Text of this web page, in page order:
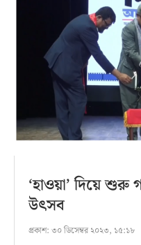
‘হাওয়া’ দিয়ে শুরু
উৎসব
প্রকাশ: ৩০ ডিসেম্বর ২০২৩, ১৫:১৮